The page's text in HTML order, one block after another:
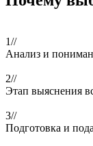
1//
Анализ и
2//
Этап выяснения
3//
Подготовка и